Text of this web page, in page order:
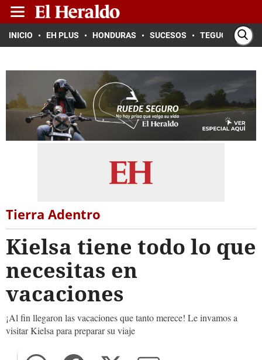
INICIO EH PLUS HONDURAS SUCESOS TEGUCIGALPA
Tierra Adentro
Kielsa tiene todo lo que
necesitas en
vacaciones
¡Al fin llegaron las vacaciones que tanto merece! Le invamos a
visitar Kielsa para preparar su viaje